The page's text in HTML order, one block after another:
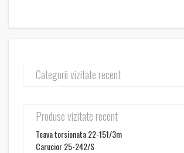
Categorii vizitate recent
Produse vizitate recent
Teava torsionata 22-151/3m
Carucior 25-242/S